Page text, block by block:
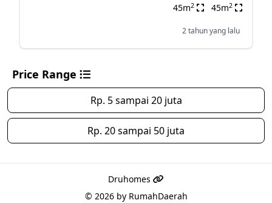
45m2 45m2
2 tahun yang lalu
Price Range
Rp. 5 sampai 20 juta
Rp. 20 sampai 50 juta
Druhomes
© 2026 by RumahDaerah